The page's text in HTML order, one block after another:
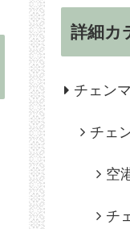
詳細カ
チェン
チェ
空
チ